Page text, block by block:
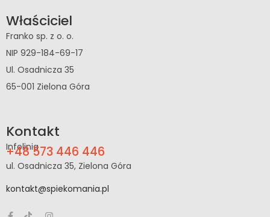
Właściciel
Franko sp. z o. o.
NIP 929-184-69-17
Ul. Osadnicza 35
65-001 Zielona Góra
Kontakt
Infolinia
+48 573 446 446
ul. Osadnicza 35, Zielona Góra
kontakt@spiekomania.pl